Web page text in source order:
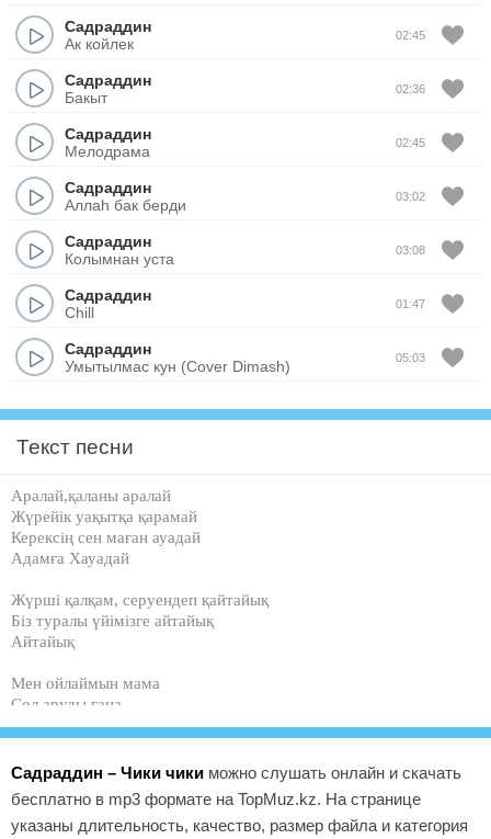
Садраддин
Ак койлек
02:45
Садраддин
Бакыт
02:36
Садраддин
Мелодрама
02:45
Садраддин
Аллаһ бак берди
03:02
Садраддин
Колымнан уста
03:08
Садраддин
Chill
01:47
Садраддин
Умытылмас кун (Cover Dimash)
05:03
Текст песни
Аралай,қаланы аралай
Жүрейік уақытқа қарамай
Керексің сен маған ауадай
Адамға Хауадай
Жүрші қалқам, серуендеп қайтайық
Біз туралы үйімізге айтайық
Айтайық
Мен ойлаймын мама
Сол аруды ғана
Сыйлаймын күндерімді
Арамызда драма
Кейде мелодрама
Шын ғашықтар неліктен қосылмайды екен?
Түсінгенім махаббат осындай мекен
Садраддин – Чики чики можно слушать онлайн и скачать
бесплатно в mp3 формате на TopMuz.kz. На странице
указаны длительность, качество, размер файла и категория